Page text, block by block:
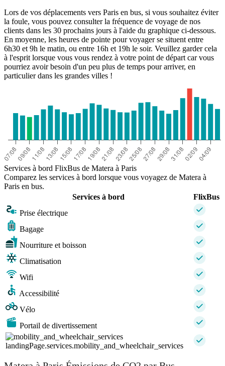
Lors de vos déplacements vers Paris en bus, si vous souhaitez éviter
la foule, vous pouvez consulter la fréquence de voyage de nos
clients dans les 30 prochains jours à l'aide du graphique ci-dessous.
En moyenne, les heures de pointe pour voyager se situent entre
6h30 et 9h le matin, ou entre 16h et 19h le soir. Veuillez garder cela
à l'esprit lorsque vous vous rendez à votre point de départ car vous
pourriez avoir besoin d'un peu plus de temps pour arriver, en
particulier dans les grandes villes !
Services à bord FlixBus de Matera à Paris
Comparez les services à bord lorsque vous voyagez de Matera à
Paris en bus.
Services à bord
FlixBus
Prise électrique
Bagage
Nourriture et boisson
Climatisation
Wifi
Accessibilité
Vélo
Portail de divertissement
landingPage.services.mobility_and_wheelchair_services